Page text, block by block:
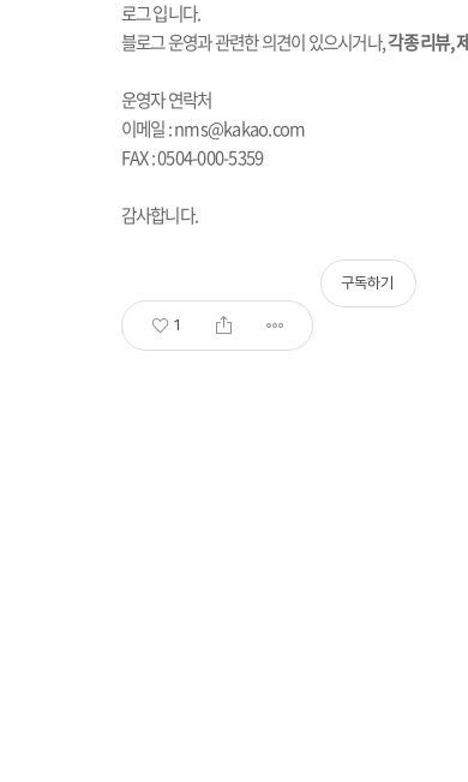
로그 입니다.
블로그 운영과 관련한 의견이 있으시거나,각종 리뷰,
운영자 연락처
이메일: nms@kakao.com
FAX : 0504-000-5359
감사합니다.
1
구독하기